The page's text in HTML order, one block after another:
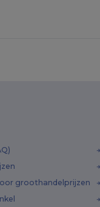
groothandelprijzen